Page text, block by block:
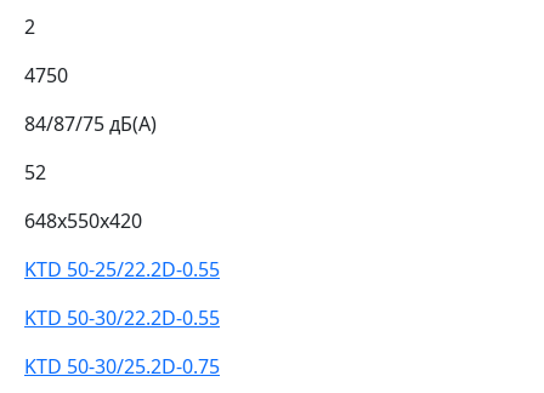
2
4750
84/87/75 дБ(А)
52
648x550x420
KTD 50-25/22.2D-0.55
KTD 50-30/22.2D-0.55
KTD 50-30/25.2D-0.75